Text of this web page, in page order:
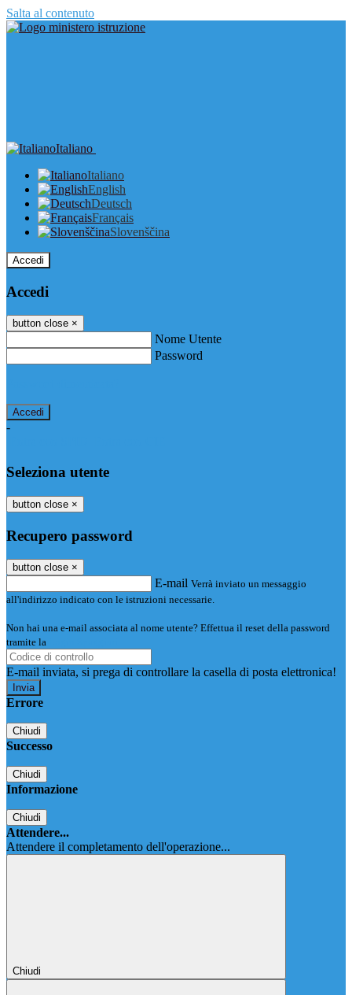
Salta al contenuto
Italiano
Italiano
English
Deutsch
Français
Slovenščina
Accedi
Accedi
button close ×
Nome Utente
Password
-
Seleziona utente
button close ×
Recupero password
button close ×
E-mail Verrà inviato un messaggio
all'indirizzo indicato con le istruzioni necessarie.
Non hai una e-mail associata al nome utente? Effettua il reset della password
tramite la
E-mail inviata, si prega di controllare la casella di posta elettronica!
Errore
Chiudi
Successo
Chiudi
Informazione
Chiudi
Attendere...
Attendere il completamento dell'operazione...
Chiudi